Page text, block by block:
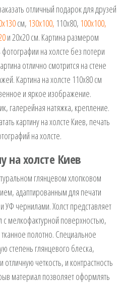
отличный подарок для друзей
см, 130х100, 110х80, 100х100,
и 20х20 см. Картина размером
на холсте без потери
отлично смотрится на стене
Картина на холсте 110х80 см
и яркое изображение.
галерейная натяжка, крепление.
картину на холсте Киев, печать
на холсте.
на холсте Киев
глянцевом хлопковом
адаптированным для печати
УФ чернилами. Холст представляет
мелкофактурной поверхностью,
полотно. Специальное
степень глянцевого блеска,
четкость, и контрастность
материал позволяет оформлять